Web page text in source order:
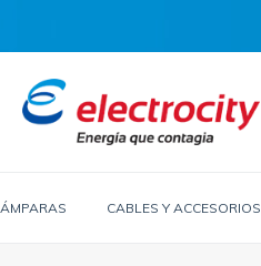
CABLES Y ACCESORIOS